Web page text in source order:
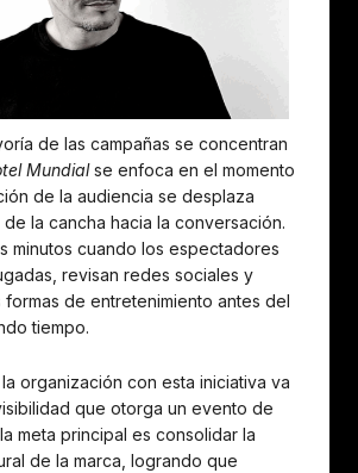
de las campañas se concentran
Mundialse enfoca en el momento
de la audiencia se desplaza
la cancha hacia la conversación.
minutos cuando los espectadores
revisan redes sociales y
formas de entretenimiento antes del
tiempo.
organización con esta iniciativa va
que otorga un evento de
meta principal es consolidar la
de la marca, logrando que